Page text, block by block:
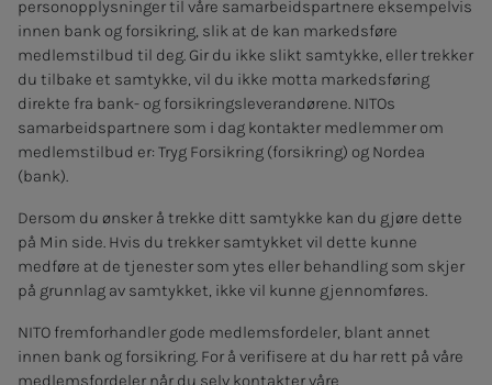
personopplysninger til våre samarbeidspartnere eksempelvis
innen bank og forsikring, slik at de kan markedsføre
medlemstilbud til deg. Gir du ikke slikt samtykke, eller trekker
du tilbake et samtykke, vil du ikke motta markedsføring
direkte fra bank- og forsikringsleverandørene. NITOs
samarbeidspartnere som i dag kontakter medlemmer om
medlemstilbud er: Tryg Forsikring (forsikring) og Nordea
(bank).
Dersom du ønsker å trekke ditt samtykke kan du gjøre dette
på Min side. Hvis du trekker samtykket vil dette kunne
medføre at de tjenester som ytes eller behandling som skjer
på grunnlag av samtykket, ikke vil kunne gjennomføres.
NITO fremforhandler gode medlemsfordeler, blant annet
innen bank og forsikring. For å verifisere at du har rett på våre
medlemsfordeler når du selv kontakter våre